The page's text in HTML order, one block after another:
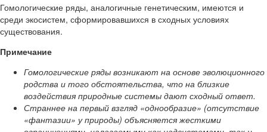
Гомологические ряды, аналогичные генетическим, имеются и
среди экосистем, сформировавшихся в сходных условиях
существования.
Примечание
Гомологические ряды возникают на основе эволюционного
родства и того обстоятельства, что на близкие
воздействия природные системы дают сходный ответ.
Страннее на первый взгляд «однообразие» (отсутствие
«фантазии» у природы) объясняется жесткими